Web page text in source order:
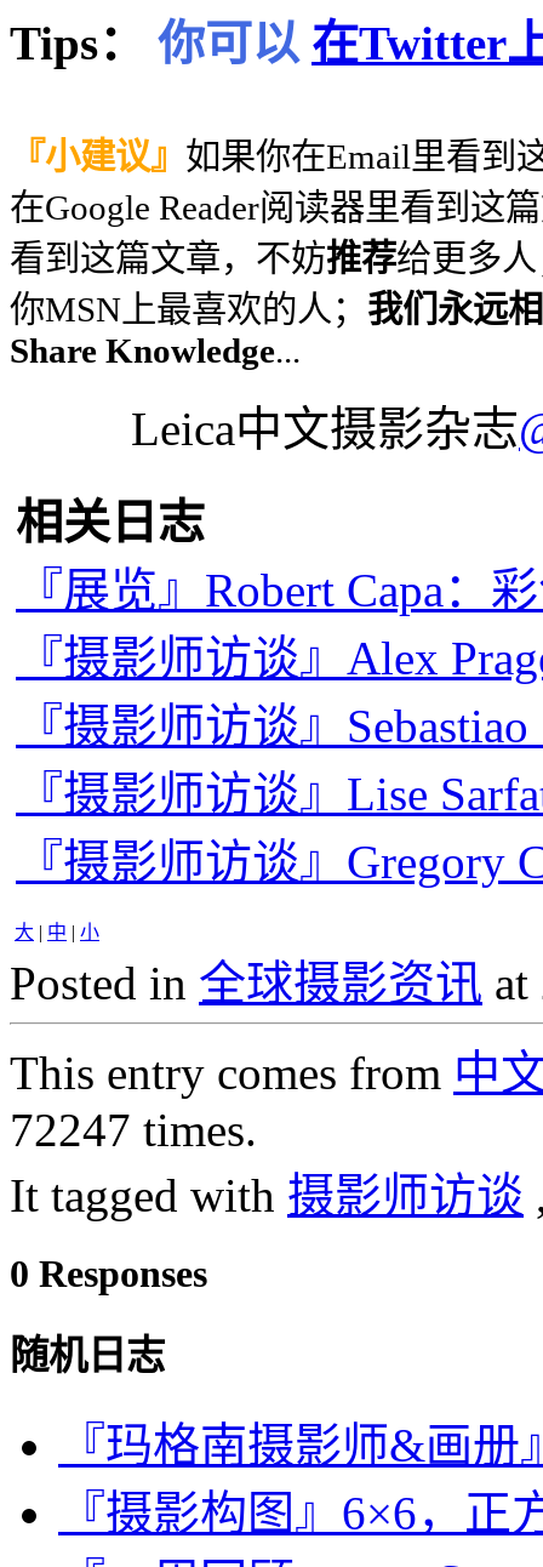
Tips： 你可以 在Twitter
『小建议』 如果你在Email里看到
在Google Reader阅读器里看到这
看到这篇文章，不妨推荐给更多
你MSN上最喜欢的人； 我们永远
Share Knowledge...
Leica中文摄影杂志
相关日志
『展览』Robert Capa：
『摄影师访谈』Alex
『摄影师访谈』
『摄影师访谈』Lise
『摄影师访谈』Gregory
大 | 中 | 小
Posted in 全球摄影资讯 at
This entry comes from 中
72247 times.
It tagged with 摄影师访谈
0 Responses
随机日志
『玛格南摄影师&画册
『摄影构图』6×6，